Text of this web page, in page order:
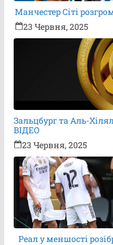
Манчестер Сіті
23 Червня, 2025
Зальцбург та Аль-
ВІДЕО
23 Червня, 2025
Реал у меншості